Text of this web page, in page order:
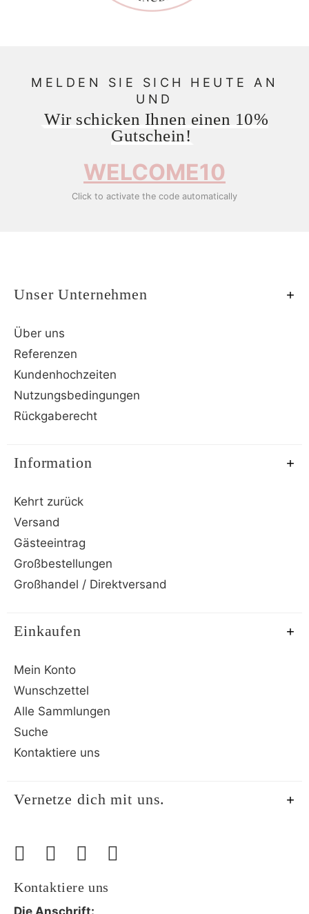
MELDEN SIE SICH HEUTE AN
UND
Wir schicken Ihnen einen 10%
Gutschein!
WELCOME10
Click to activate the code automatically
Unser Unternehmen
Über uns
Referenzen
Kundenhochzeiten
Nutzungsbedingungen
Rückgaberecht
Information
Kehrt zurück
Versand
Gästeeintrag
Großbestellungen
Großhandel / Direktversand
Einkaufen
Mein Konto
Wunschzettel
Alle Sammlungen
Suche
Kontaktiere uns
Vernetze dich mit uns.
Kontaktiere uns